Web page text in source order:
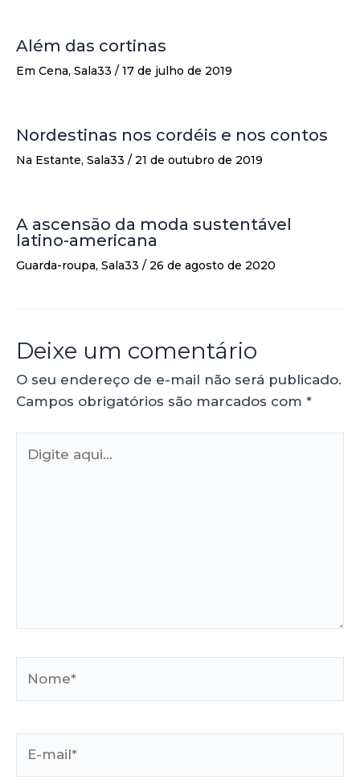
Além das cortinas
Em Cena, Sala33 / 17 de julho de 2019
Nordestinas nos cordéis e nos contos
Na Estante, Sala33 / 21 de outubro de 2019
A ascensão da moda sustentável
latino-americana
Guarda-roupa, Sala33 / 26 de agosto de 2020
Deixe um comentário
O seu endereço de e-mail não será publicado.
Campos obrigatórios são marcados com *